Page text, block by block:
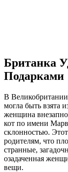
Британка
Подарками
В Великобритании
могла быть взята
женщина
кот по имени
склонностью.
родителям, что
странные,
озадаченная
вещи.